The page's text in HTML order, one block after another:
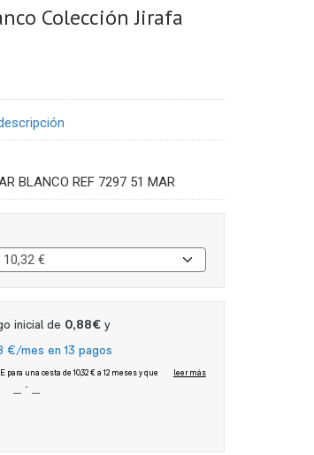
Colección Jirafa
BLANCO REF 7297 51 MAR